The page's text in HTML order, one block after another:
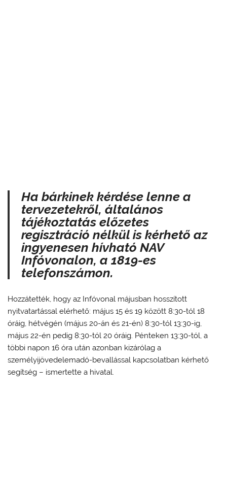
Ha bárkinek kérdése lenne a
tervezetekről, általános
tájékoztatás előzetes
regisztráció nélkül is kérhető az
ingyenesen hívható NAV
Infóvonalon, a 1819-es
telefonszámon.
Hozzátették, hogy az Infóvonal májusban hosszított
nyitvatartással elérhető: május 15 és 19 között 8:30-tól 18
óráig, hétvégén (május 20-án és 21-én) 8:30-tól 13:30-ig,
május 22-én pedig 8:30-tól 20 óráig. Pénteken 13:30-tól, a
többi napon 16 óra után azonban kizárólag a
személyijövedelemadó-bevallással kapcsolatban kérhető
segítség – ismertette a hivatal.